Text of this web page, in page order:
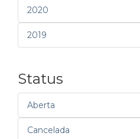
2020
2019
Status
Aberta
Cancelada